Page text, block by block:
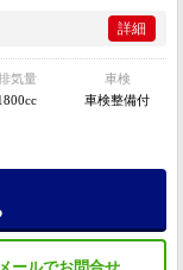
詳細
気量
車検
車検整備付